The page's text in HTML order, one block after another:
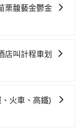
竹-苗栗雖然一天
，過了末班車
達高鐵站後，步
約15分鐘，再乘
、車費500元後，
南鎮) 的目的地。
栗馥藝金鬱金
來回，那在新竹
宜選擇。註冊完
額差異來自於平假
返回），雖已將
店叫計程車划
，如果在路邊攔不
近的計程車隊，
火車、高鐵)